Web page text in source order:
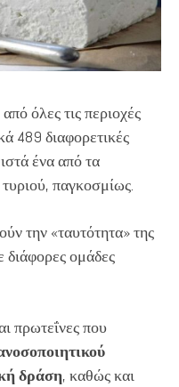
όλες τις περιοχές
489 διαφορετικές
ένα από τα
παγκοσμίως.
την «ταυτότητα» της
διάφορες ομάδες
πρωτεΐνες που
δράση, καθώς και